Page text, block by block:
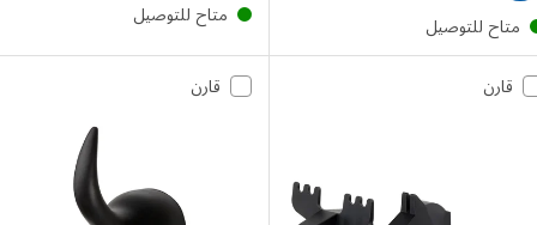
للتوصيل
متاح للتوصيل
قارن قارن